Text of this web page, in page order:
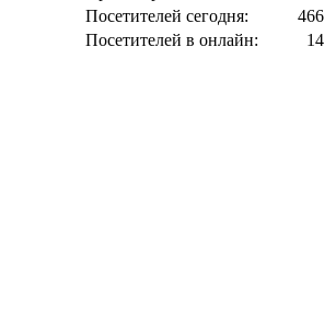
Посетителей сегодня:
466
Посетителей в онлайн:
14